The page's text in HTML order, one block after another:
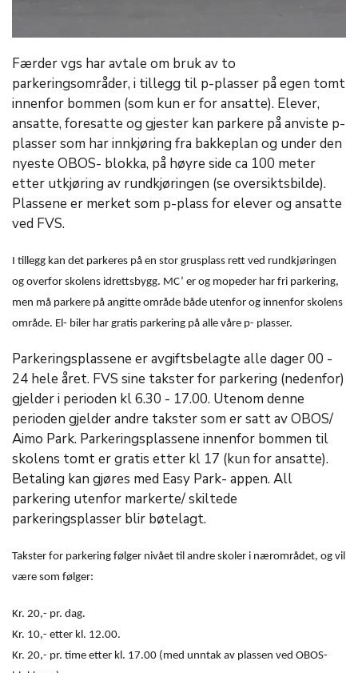
Færder vgs har avtale om bruk av to
parkeringsområder, i tillegg til p-plasser på egen tomt
innenfor bommen (som kun er for ansatte). Elever,
ansatte, foresatte og gjester kan parkere på anviste p-
plasser som har innkjøring fra bakkeplan og under den
nyeste OBOS- blokka, på høyre side ca 100 meter
etter utkjøring av rundkjøringen (se oversiktsbilde).
Plassene er merket som p-plass for elever og ansatte
ved FVS.
I tillegg kan det parkeres på en stor grusplass rett ved rundkjøringen
og overfor skolens idrettsbygg. MC’ er og mopeder har fri parkering,
men må parkere på angitte område både utenfor og innenfor skolens
område. El- biler har gratis parkering på alle våre p- plasser.
Parkeringsplassene er avgiftsbelagte alle dager 00 -
24 hele året. FVS sine takster for parkering (nedenfor)
gjelder i perioden kl 6.30 - 17.00. Utenom denne
perioden gjelder andre takster som er satt av OBOS/
Aimo Park. Parkeringsplassene innenfor bommen til
skolens tomt er gratis etter kl 17 (kun for ansatte).
Betaling kan gjøres med Easy Park- appen. All
parkering utenfor markerte/ skiltede
parkeringsplasser blir bøtelagt.
Takster for parkering følger nivået til andre skoler i nærområdet, og vil
være som følger:
Kr. 20,- pr. dag.
Kr. 10,- etter kl. 12.00.
Kr. 20,- pr. time etter kl. 17.00 (med unntak av plassen ved OBOS-